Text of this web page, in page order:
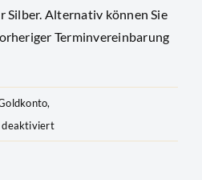
Silber. Alternativ können Sie
Terminvereinbarung
,
deaktiviertfür